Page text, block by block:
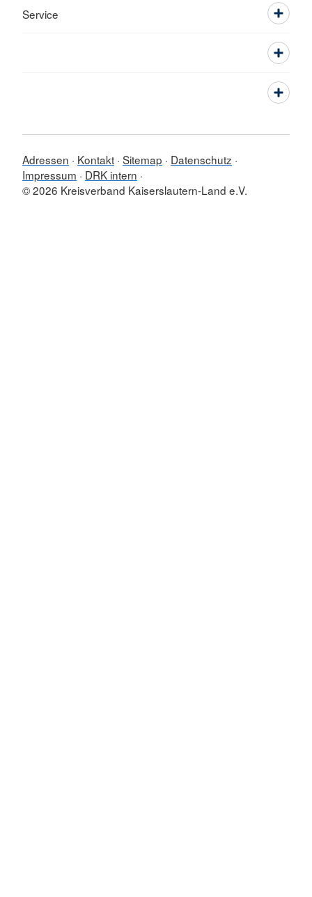
Service
Adressen Kontakt Sitemap
Datenschutz
Impressum
DRK intern
© 2026 Kreisverband Kaiserslautern-Land e.V.